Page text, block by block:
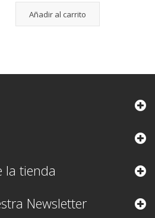
Añadir al carrito
la tienda
Newsletter